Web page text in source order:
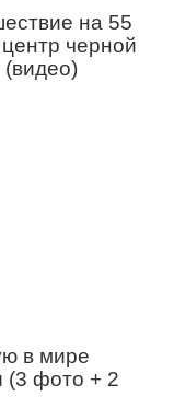
на 55
черной
в мире
фото + 2